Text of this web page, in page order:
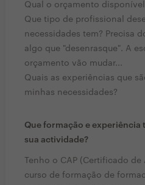
Qual o orçamento
Que tipo de profissional
necessidades tem? Precisa
algo que "desenrasque". A
orçamento vão mudar...
Quais as experiências que
minhas necessidades?
Que formação e experiência
sua actividade?
Tenho o CAP (Certificado
curso de formação de